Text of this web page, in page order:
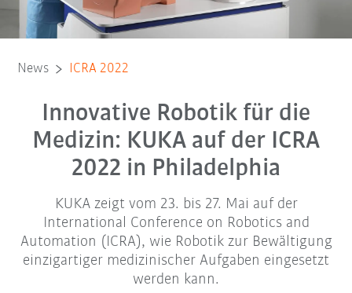
News ICRA 2022
Innovative Robotik für die
Medizin: KUKA auf der ICRA
2022 in Philadelphia
KUKA zeigt vom 23. bis 27. Mai auf der
International Conference on Robotics and
Automation (ICRA), wie Robotik zur Bewältigung
einzigartiger medizinischer Aufgaben eingesetzt
werden kann.